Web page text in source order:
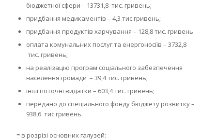
бюджетної сфери – 13731,8 тис. гривень;
придбання медикаментів – 4,3 тис.гривень;
придбання продуктів харчування – 128,8 тис. гривень
оплата комунальних послуг та енергоносіїв – 3732,8
тис. гривень;
на реалізацію програм соціального забезпечення
населення громади – 39,4 тис. гривень;
інші поточні видатки – 603,4 тис. гривень;
передано до спеціального фонду бюджету розвитку –
938,6 тис.гривень.
= в розрізі основних галузей: